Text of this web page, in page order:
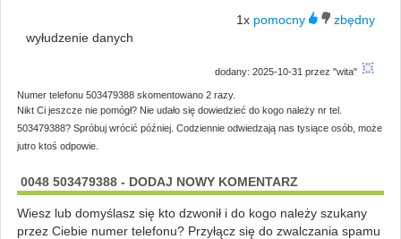
1x
wyłudzenie danych
dodany: 2025-10-31 przez "wita"
Numer telefonu 503479388 skomentowano 2 razy.
Nikt Ci jeszcze nie pomógł? Nie udało się dowiedzieć do kogo należy nr tel.
503479388? Spróbuj wrócić później. Codziennie odwiedzają nas tysiące osób, może
jutro ktoś odpowie.
0048 503479388 - DODAJ NOWY KOMENTARZ
Wiesz lub domyślasz się kto dzwonił i do kogo należy szukany
przez Ciebie numer telefonu? Przyłącz się do zwalczania spamu